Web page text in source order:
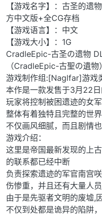
【游戏名字】：古圣的
方中文版+全CG存档
【游戏语言】：中文
【游戏大小】：1G
CradleEpic-古圣の遗物
（CradleEpic-古聖の遺物）
游戏制作组:[Naglfar]游戏
本作是一款发售于3月22
玩家将控制被困遗迹的女
整体有着独特且完整的世
不仅画风细腻，而且剧情
游戏介绍：
这里是帝国最新发现的上
的联系都已经中断
负责探索遗迹的军官南宫
伤惨重，并且还有大量人
由于是先驱者文明的废墟,
不仅到处都是诡异的陷阱